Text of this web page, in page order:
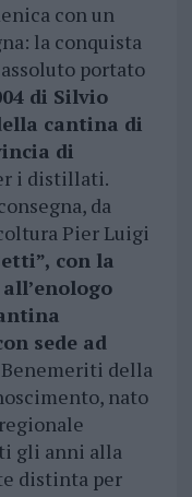
con un
la conquista
portato
di Silvio
cantina di
di
i distillati.
da
Pier Luigi
con la
sede ad
della
nato
gli anni alla
distinta per